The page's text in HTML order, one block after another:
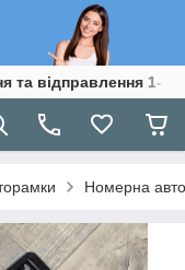
та відправлення 1-3
Номерна